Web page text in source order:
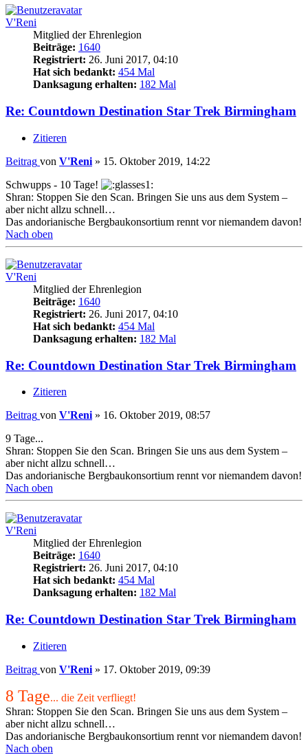
V'Reni
Mitglied der Ehrenlegion
Beiträge: 1640
Registriert: 26. Juni 2017, 04:10
Hat sich bedankt: 454 Mal
Danksagung erhalten: 182 Mal
Re: Countdown Destination Star Trek Birmingham
Zitieren
Beitrag von V'Reni » 15. Oktober 2019, 14:22
Schwupps - 10 Tage!
Shran: Stoppen Sie den Scan. Bringen Sie uns aus dem System –
aber nicht allzu schnell…
Das andorianische Bergbaukonsortium rennt vor niemandem davon!
Nach oben
V'Reni
Mitglied der Ehrenlegion
Beiträge: 1640
Registriert: 26. Juni 2017, 04:10
Hat sich bedankt: 454 Mal
Danksagung erhalten: 182 Mal
Re: Countdown Destination Star Trek Birmingham
Zitieren
Beitrag von V'Reni » 16. Oktober 2019, 08:57
9 Tage...
Shran: Stoppen Sie den Scan. Bringen Sie uns aus dem System –
aber nicht allzu schnell…
Das andorianische Bergbaukonsortium rennt vor niemandem davon!
Nach oben
V'Reni
Mitglied der Ehrenlegion
Beiträge: 1640
Registriert: 26. Juni 2017, 04:10
Hat sich bedankt: 454 Mal
Danksagung erhalten: 182 Mal
Re: Countdown Destination Star Trek Birmingham
Zitieren
Beitrag von V'Reni » 17. Oktober 2019, 09:39
8 Tage... die Zeit verfliegt!
Shran: Stoppen Sie den Scan. Bringen Sie uns aus dem System –
aber nicht allzu schnell…
Das andorianische Bergbaukonsortium rennt vor niemandem davon!
Nach oben